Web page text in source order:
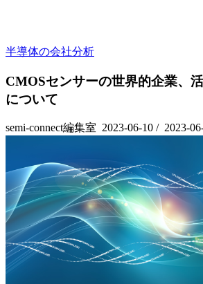
半導体の会社分析
CMOSセンサーの世界的企業、
について
semi-connect編集室 2023-06-10 / 2023-